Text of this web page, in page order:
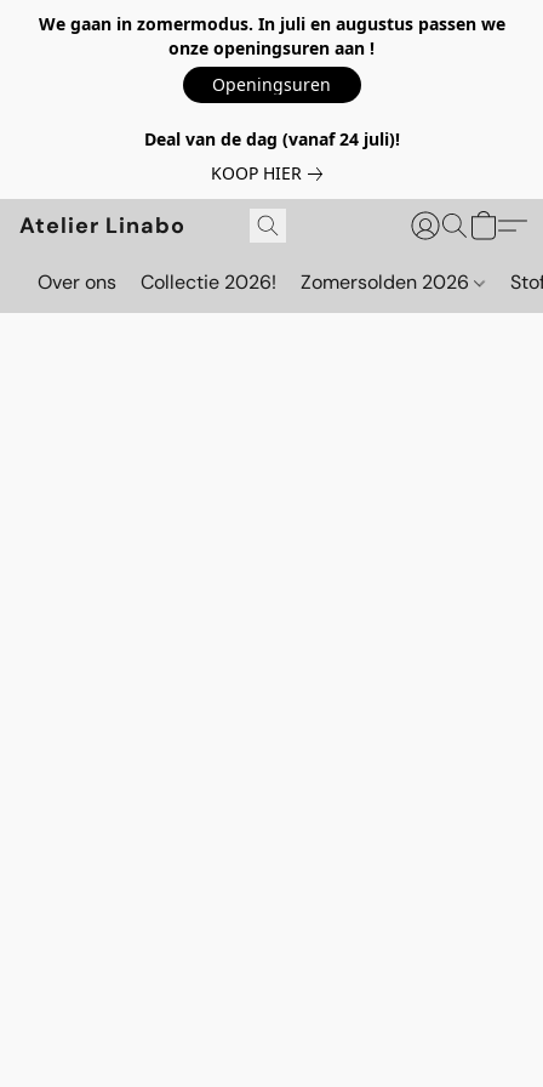
We gaan in zomermodus. In juli en augustus passen we
onze openingsuren aan !
Openingsuren
Deal van de dag (vanaf 24 juli)!
KOOP HIER
Atelier Linabo
Over ons Collectie 2026! Zomersolden 2026